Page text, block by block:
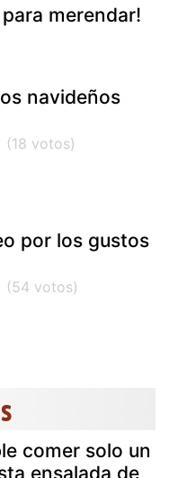
merendar!
navideños
por los gustos
comer solo un
ensalada de